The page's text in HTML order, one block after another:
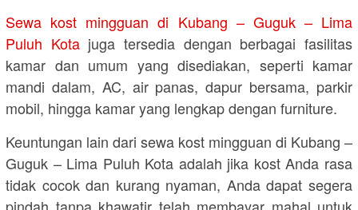
Sewa kost mingguan di Kubang – Guguk – Lima
Puluh Kotajuga tersedia dengan berbagai fasilitas
kamar dan umum yang disediakan, seperti kamar
mandi dalam, AC, air panas, dapur bersama, parkir
mobil, hingga kamar yang lengkap dengan furniture.
Keuntungan lain dari sewa kost mingguan di Kubang –
Guguk – Lima Puluh Kota adalah jika kost Anda rasa
tidak cocok dan kurang nyaman, Anda dapat segera